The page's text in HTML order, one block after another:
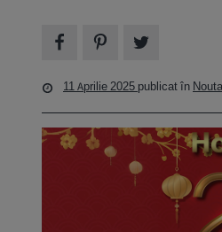
11 Aprilie 2025 publicat în